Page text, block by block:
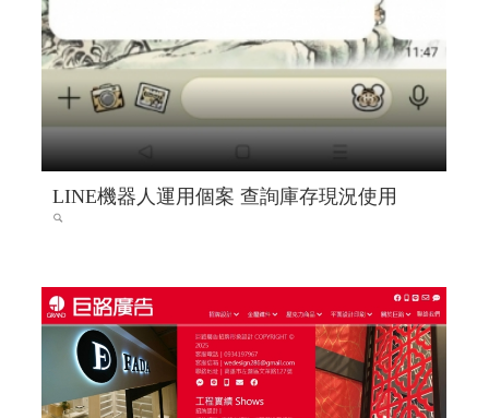
LINE機器人運用個案 查詢庫存現況使用